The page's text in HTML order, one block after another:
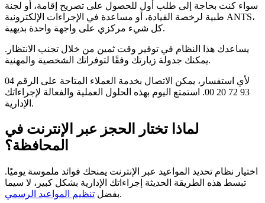
سواء كنت بحاجة إلى طلب أول للحصول على تصريح إقامة، أو لجنة
طبية لرخصة القيادة، أو مساعدة في الإجراءات الإلكترونية ANTS،
كل شيء مركزي على واجهة واحدة بديهية.
يساعدك هذا النظام في توفير وقت ثمين من خلال تجنب الانتظار.
يمكنك جدولة زيارتك وفقًا لتوفراتك الشخصية والمهنية.
لأي استفسار، يمكن الاتصال بخدمة العملاء المتاحة على الرقم 04
93 72 20 00. استمتع اليوم بهذه الحلول العملية والفعالة لإجراءاتك
الإدارية.
لماذا تختار الحجز عبر الإنترنت في
المحافظة؟
اختيار نظام تحديد المواعيد عبر الإنترنت يمنحك فوائد ملموسة يوميًا.
تبسط هذه الطريقة الحديثة إجراءاتك الإدارية بشكل كبير، لا سيما
بفضل تنظيم المواعيد الرسمي .